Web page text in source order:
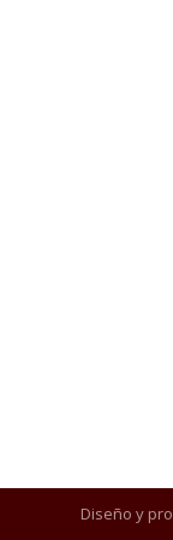
Diseño y